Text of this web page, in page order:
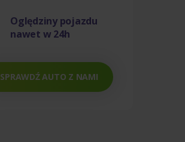
Oględziny pojazdu
nawet w 24h
SPRAWDŹ AUTO Z NAMI